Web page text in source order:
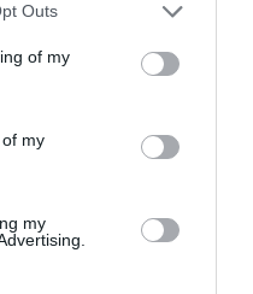
Outs
of my
my
my
France ouvre un pont